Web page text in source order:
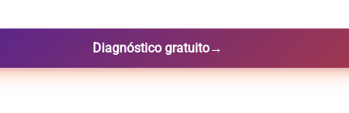
Diagnóstico gratuito→